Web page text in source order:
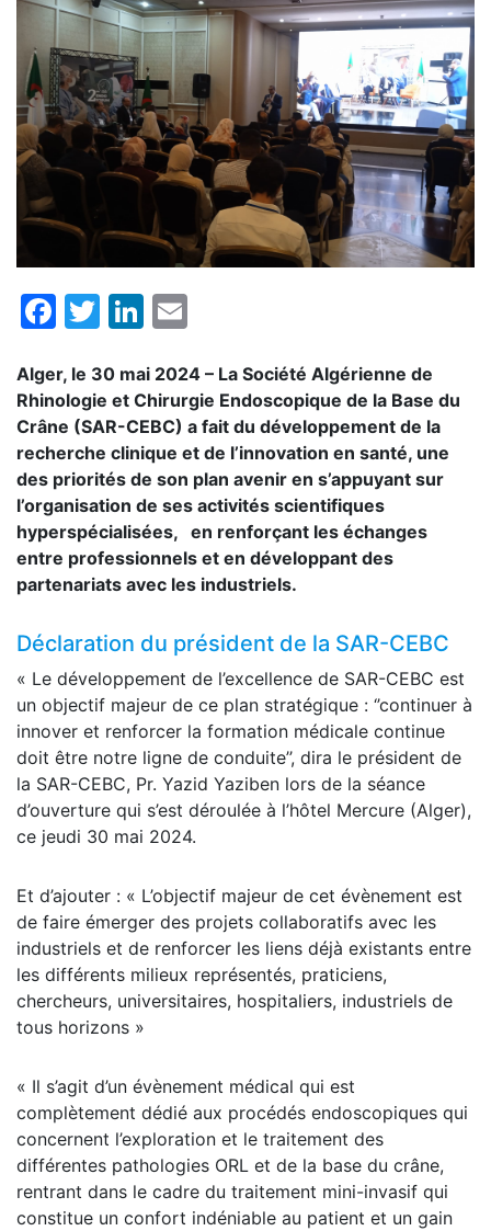
Facebook
TwitterLinkedIn
Alger, le 30 mai 2024 – La Société Algérienne de
Rhinologie et Chirurgie Endoscopique de la Base du
Crâne (SAR-CEBC) a fait du développement de la
recherche clinique et de l’innovation en santé, une
des priorités de son plan avenir en s’appuyant sur
l’organisation de ses activités scientifiques
hyperspécialisées, en renforçant les échanges
entre professionnels et en développant des
partenariats avec les industriels.
Déclaration du président de la SAR-CEBC
« Le développement de l’excellence de SAR-CEBC est
un objectif majeur de ce plan stratégique : ‘’continuer à
innover et renforcer la formation médicale continue
doit être notre ligne de conduite’’, dira le président de
la SAR-CEBC, Pr. Yazid Yaziben lors de la séance
d’ouverture qui s’est déroulée à l’hôtel Mercure (Alger),
ce jeudi 30 mai 2024.
Et d’ajouter : « L’objectif majeur de cet évènement est
de faire émerger des projets collaboratifs avec les
industriels et de renforcer les liens déjà existants entre
les différents milieux représentés, praticiens,
chercheurs, universitaires, hospitaliers, industriels de
tous horizons »
« Il s’agit d’un évènement médical qui est
complètement dédié aux procédés endoscopiques qui
concernent l’exploration et le traitement des
différentes pathologies ORL et de la base du crâne,
rentrant dans le cadre du traitement mini-invasif qui
constitue un confort indéniable au patient et un gain